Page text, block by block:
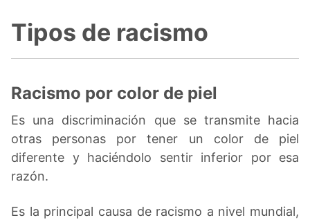
Tipos de racismo
Racismo por color de piel
Es una discriminación que se transmite hacia
otras personas por tener un color de piel
diferente y haciéndolo sentir inferior por esa
razón.
Es la principal causa de racismo a nivel mundial,